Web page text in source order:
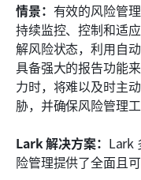
情景： 有效的风险管
持续监控、控制和适
解风险状态，利用自
具备强大的报告功能
力时，将难以及时主
胁，并确保风险管理
Lark 解决方案： Lark
险管理提供了全面且可